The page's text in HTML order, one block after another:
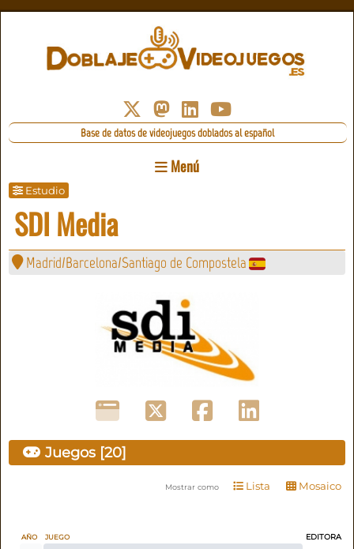
Base de datos de videojuegos doblados al español
Menú
Estudio
SDI Media
Madrid/Barcelona/Santiago de Compostela
Juegos [20]
Mostrar como Lista Mosaico
AÑO JUEGO EDITORA